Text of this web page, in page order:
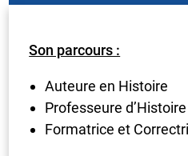
Son parcours :
Auteure en Histoire
Professeure
Formatrice et